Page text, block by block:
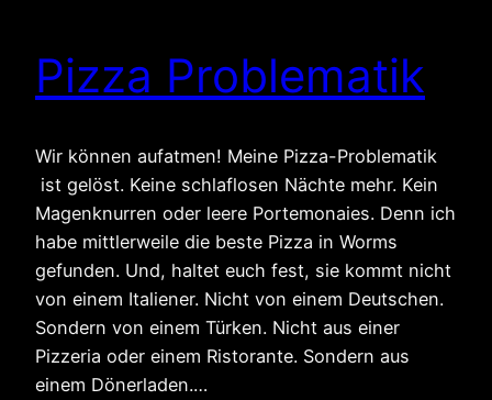
Pizza Problematik
Wir können aufatmen! Meine Pizza-Problematik
ist gelöst. Keine schlaflosen Nächte mehr. Kein
Magenknurren oder leere Portemonaies. Denn ich
habe mittlerweile die beste Pizza in Worms
gefunden. Und, haltet euch fest, sie kommt nicht
von einem Italiener. Nicht von einem Deutschen.
Sondern von einem Türken. Nicht aus einer
Pizzeria oder einem Ristorante. Sondern aus
einem Dönerladen.…